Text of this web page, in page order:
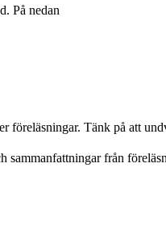
På nedan
föreläsningar. Tänk på att
från